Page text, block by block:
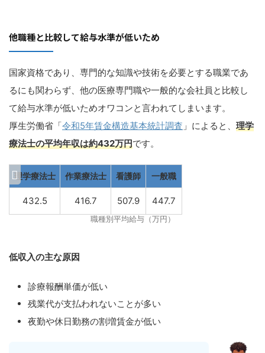
他職種と比較して給与水準が低いため
国家資格であり、専門的な知識や技術を必要とする職業であ
るにも関わらず、他の医療専門職や一般的な会社員と比較し
て給与水準が低いためオワコンと言われてしまいます。
厚生労働省「令和5年賃金構造基本統計調査 」によると、 理学
療法士の平均年収は約432万円です。
理学療法士 作業療法士 看護師 一般職
432.5 416.7 507.9 447.7
職種別平均給与（万円）
低収入の主な原因
診療報酬単価が低い
残業代が支払われないことが多い
夜勤や休日勤務の割増賃金が低い